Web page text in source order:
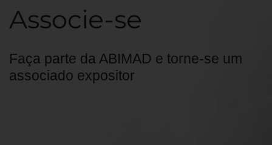
Associe-se
Faça parte da ABIMAD e torne-se um
associado expositor